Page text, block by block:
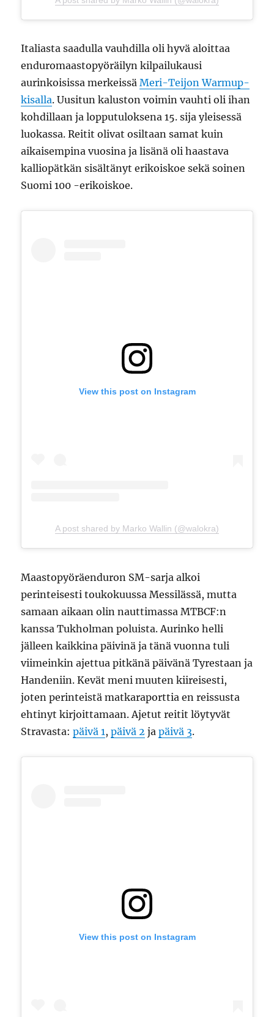
Italiasta saadulla vauhdilla oli hyvä aloittaa
enduromaastopyöräilyn kilpailukausi
aurinkoisissa merkeissäMeri-Teijon Warmup-
kisalla. Uusitun kaluston voimin vauhti oli ihan
kohdillaan ja lopputuloksena 15. sija yleisessä
luokassa. Reitit olivat osiltaan samat kuin
aikaisempina vuosina ja lisänä oli haastava
kalliopätkän sisältänyt erikoiskoe sekä soinen
Suomi 100 -erikoiskoe.
View this post on Instagram
A post shared by Marko Wallin (@walokra)
Maastopyöräenduron SM-sarja alkoi
perinteisesti toukokuussa Messilässä, mutta
samaan aikaan olin nauttimassa MTBCF:n
kanssa Tukholman poluista. Aurinko helli
jälleen kaikkina päivinä ja tänä vuonna tuli
viimeinkin ajettua pitkänä päivänä Tyrestaan ja
Handeniin. Kevät meni muuten kiireisesti,
joten perinteistä matkaraporttia en reissusta
ehtinyt kirjoittamaan. Ajetut reitit löytyvät
Stravasta:päivä 1 ,päivä 2 japäivä 3.
View this post on Instagram